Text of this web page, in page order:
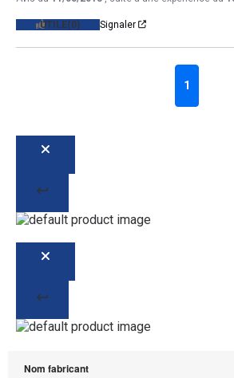
UTILE(0) Signaler
1
Nom fabricant